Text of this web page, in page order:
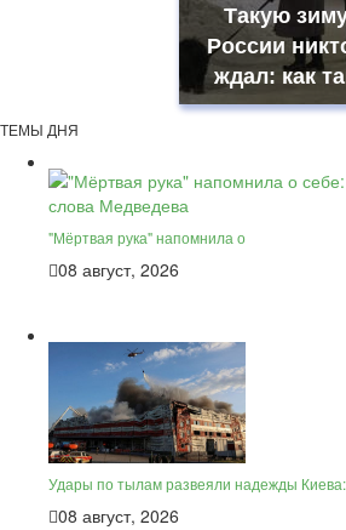
Такую
России
ждал: как
ТЕМЫ ДНЯ
"Мёртвая рука" напомнила о
08 август, 2026
Удары по тылам развеяли надежды Киева:
08 август, 2026